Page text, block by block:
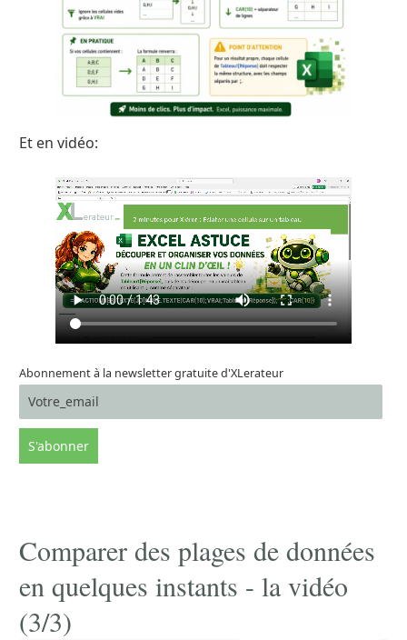
Et en vidéo:
Abonnement à la newsletter gratuite d'XLerateur
Comparer des plages de données
en quelques instants - la vidéo
(3/3)